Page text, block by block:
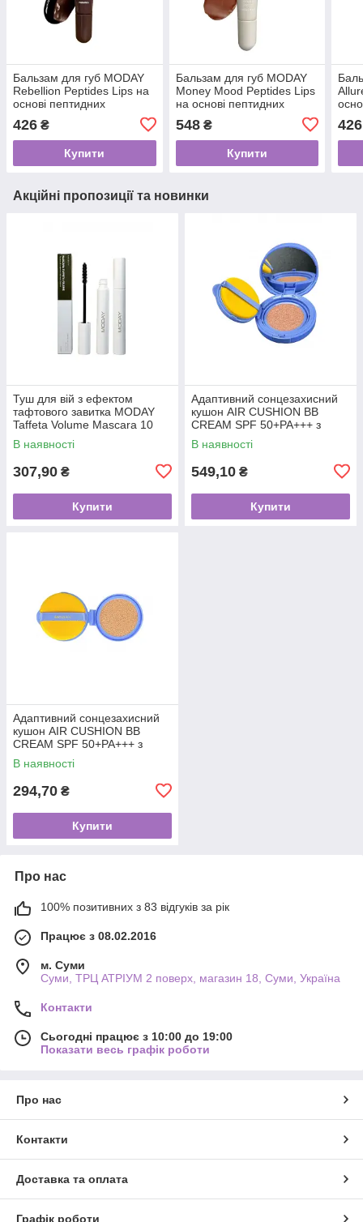
Бальзам для губ MODAY
Rebellion Peptides Lips на
основі пептидних
VOLUFORM 10 мл
426 ₴
Купити
Бальзам для губ MODAY
Money Mood Peptides Lips
на основі пептидних
VOLUFORM 10 мл
548₴
Купити
426
Акційні пропозиції та новинки
Туш для вій з ефектом
тафтового завитка MODAY
Taffeta Volume Mascara 10
грам
В наявності
307,90 ₴
Купити
Адаптивний сонцезахисний
кушон AIR CUSHION BB
CREAM SPF 50+PA+++ з
ніацинамідом та пантенолом
15 грам
В наявності
549,10 ₴
Купити
Адаптивний сонцезахисний
кушон AIR CUSHION BB
CREAM SPF 50+PA+++ з
ніацинамідом та пантенолом
15 грам (Змінний блок)
В наявності
294,70 ₴
Купити
Про нас
100% позитивних з 83 відгуків за рік
Працює з 08.02.2016
м. Суми
Суми, ТРЦ АТРІУМ 2 поверх, магазин 18, Суми, Україна
Контакти
Сьогодні працює з 10:00 до 19:00
Показати весь графік роботи
Про нас
Контакти
Доставка та оплата
Графік роботи